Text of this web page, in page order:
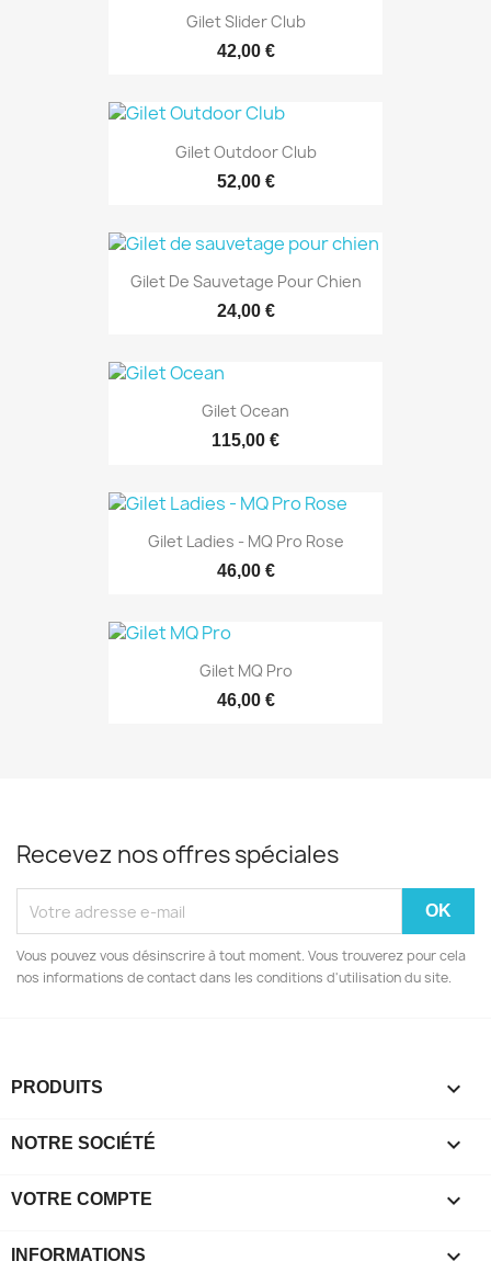
Gilet Slider Club
42,00 €
Gilet Outdoor Club
52,00 €
Gilet De Sauvetage Pour Chien
24,00 €
Gilet Ocean
115,00 €
Gilet Ladies - MQ Pro Rose
46,00 €
Gilet MQ Pro
46,00 €
Recevez nos offres spéciales
Vous pouvez vous désinscrire à tout moment. Vous trouverez pour cela
nos informations de contact dans les conditions d'utilisation du site.
PRODUITS 
NOTRE SOCIÉTÉ 
VOTRE COMPTE 
INFORMATIONS keyboard_arrow_down